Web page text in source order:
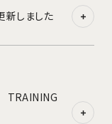
新しました
TRAINING